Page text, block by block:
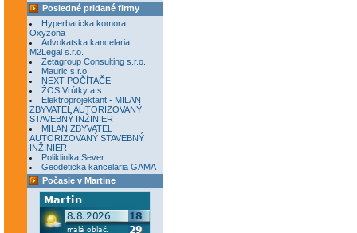
Posledné pridané firmy
Hyperbaricka komora
Oxyzona
Advokatska kancelaria
M2Legal s.r.o.
Zetagroup Consulting s.r.o.
Mauric s.r.o.
NEXT POČÍTAČE
ŽOS Vrútky a.s.
Elektroprojektant - MILAN
ZBYVATEL AUTORIZOVANÝ
STAVEBNÝ INŽINIER
MILAN ZBYVATEL
AUTORIZOVANÝ STAVEBNÝ
INŽINIER
Poliklinika Sever
Geodeticka kancelaria GAMA
Počasie v Martine